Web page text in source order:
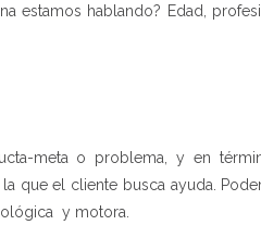
estamos hablando? Edad,
meta o problema, y en
que el cliente busca ayuda.
y motora.